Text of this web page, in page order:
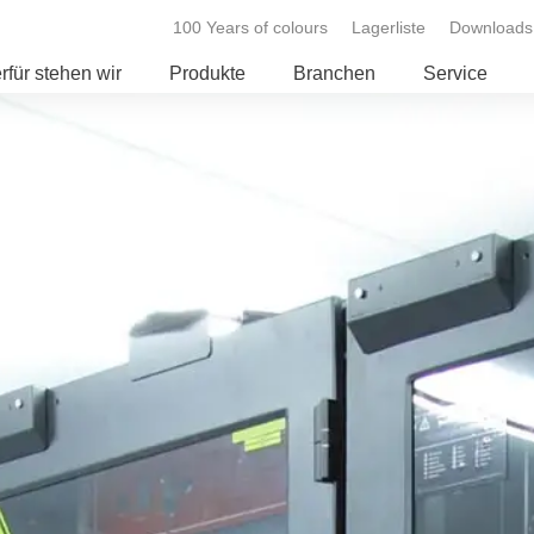
100 Years of colours Lagerliste Downloads
stehen wir Produkte Branchen Service